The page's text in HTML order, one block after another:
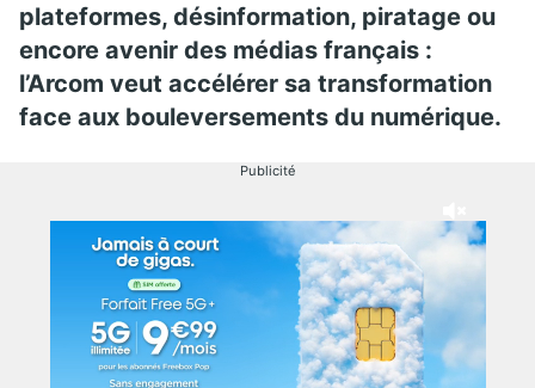
plateformes, désinformation, piratage ou
encore avenir des médias français :
l’Arcom veut accélérer sa transformation
face aux bouleversements du numérique.
Publicité